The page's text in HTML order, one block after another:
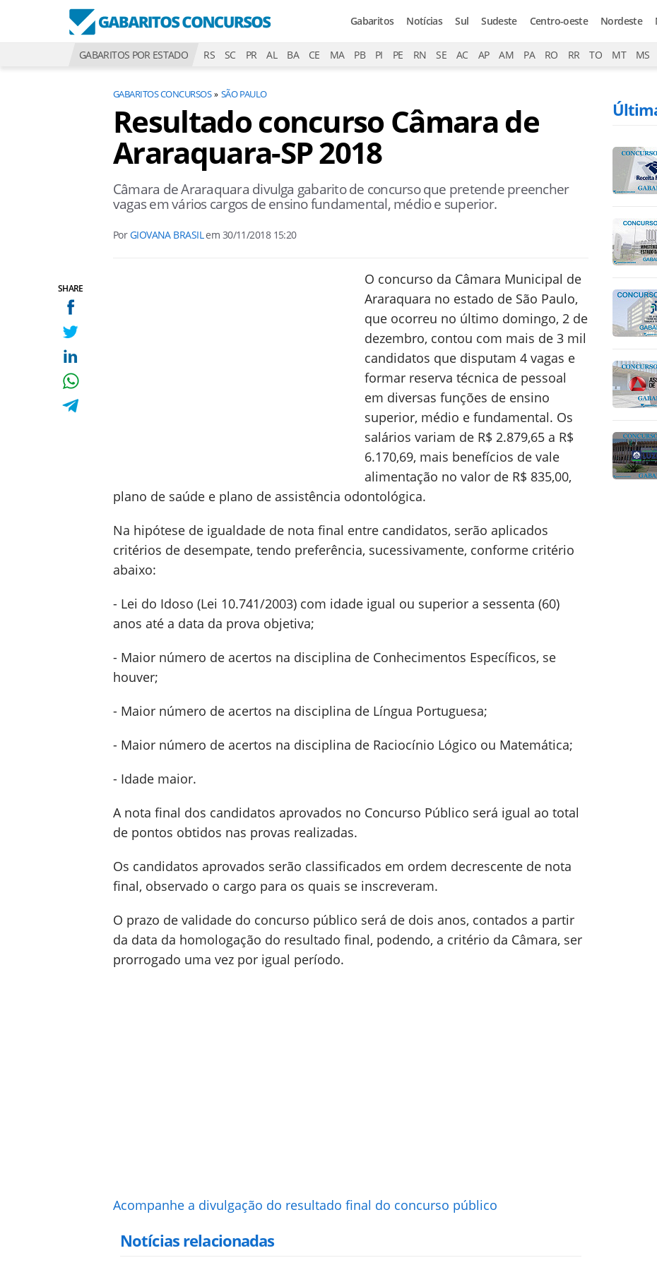
Gabaritos Notícias Sul Sudeste Centro-oeste Nordeste
GABARITOS POR ESTADO RS SC PR AL BA CE MA PB PI PE RN SE AC AP AM PA RO RR TO MT MS
SHARE
GABARITOS CONCURSOS SÃO PAULO
Resultado concurso Câmara de
Araraquara-SP 2018
Câmara de Araraquara divulga gabarito de concurso que pretende preencher
vagas em vários cargos de ensino fundamental, médio e superior.
PorGIOVANA BRASILem 30/11/2018 15:20
O concurso da Câmara Municipal de
Araraquara no estado de São Paulo,
que ocorreu no último domingo, 2 de
dezembro, contou com mais de 3 mil
candidatos que disputam 4 vagas e
formar reserva técnica de pessoal
em diversas funções de ensino
superior, médio e fundamental. Os
salários variam de R$ 2.879,65 a R$
6.170,69, mais benefícios de vale
alimentação no valor de R$ 835,00,
plano de saúde e plano de assistência odontológica.
Na hipótese de igualdade de nota final entre candidatos, serão aplicados
critérios de desempate, tendo preferência, sucessivamente, conforme critério
abaixo:
- Lei do Idoso (Lei 10.741/2003) com idade igual ou superior a sessenta (60)
anos até a data da prova objetiva;
- Maior número de acertos na disciplina de Conhecimentos Específicos, se
houver;
- Maior número de acertos na disciplina de Língua Portuguesa;
- Maior número de acertos na disciplina de Raciocínio Lógico ou Matemática;
- Idade maior.
A nota final dos candidatos aprovados no Concurso Público será igual ao total
de pontos obtidos nas provas realizadas.
Os candidatos aprovados serão classificados em ordem decrescente de nota
final, observado o cargo para os quais se inscreveram.
O prazo de validade do concurso público será de dois anos, contados a partir
da data da homologação do resultado final, podendo, a critério da Câmara, ser
prorrogado uma vez por igual período.
Acompanhe a divulgação do resultado final do concurso público
Notícias relacionadas